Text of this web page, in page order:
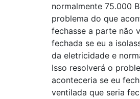
normalmente 75.000
problema do que
fechasse a parte não
fechada se eu a
da eletricidade e
Isso resolverá o
aconteceria se eu
ventilada que seria